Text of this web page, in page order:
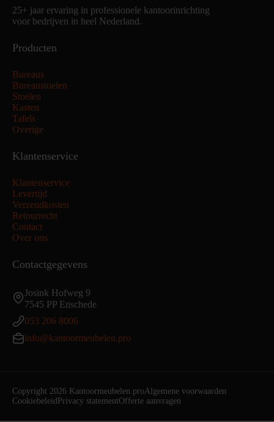
25+ jaar ervaring in professionele kantoorinrichting
voor bedrijven in heel Nederland.
Producten
Bureaus
Bureaustoelen
Stoelen
Kasten
Tafels
Overige
Klantenservice
Klantenservice
Levertijd
Verzendkosten
Retourrecht
Contact
Over ons
Contactgegevens
Josink Hofweg 9
7545 PP Enschede
053 206 8006
info@kantoormeubelen.pro
Copyright 2026 Kantoormeubelen.proAlgemene voorwaarden
Cookiebeleid Privacy statementOfferte aanvragen